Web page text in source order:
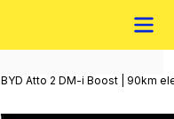
BYD Atto 2 DM-i Boost | 90km